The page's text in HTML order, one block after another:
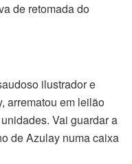
de retomada do
ilustrador e
arrematou em leilão
Vai guardar a
de Azulay numa caixa